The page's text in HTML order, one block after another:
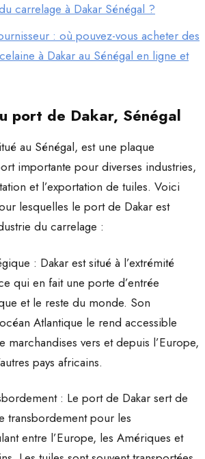
carrelage à Dakar Sénégal ?
: où pouvez-vous acheter des
à Dakar au Sénégal en ligne et
port de Dakar, Sénégal
au Sénégal, est une plaque
importante pour diverses industries,
et l’exportation de tuiles. Voici
lesquelles le port de Dakar est
du carrelage :
: Dakar est situé à l’extrémité
qui en fait une porte d’entrée
et le reste du monde. Son
Atlantique le rend accessible
marchandises vers et depuis l’Europe,
pays africains.
: Le port de Dakar sert de
transbordement pour les
entre l’Europe, les Amériques et